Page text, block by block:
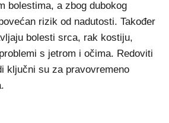
bolestima, a zbog dubokog
rizik od nadutosti. Također
bolesti srca, rak kostiju,
s jetrom i očima. Redoviti
ključni su za pravovremeno